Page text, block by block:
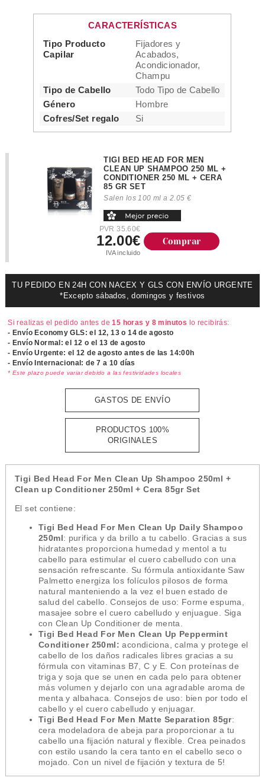
CARACTERÍSTICAS
Tipo Producto
Capilar
Fijadores y
Acabados,
Acondicionador,
Champu
Tipo de Cabello
Todo Tipo de Cabello
Género
Hombre
Cofres/Set regalo
Si
TIGI BED HEAD FOR MEN
CLEAN UP SHAMPOO 250 ML +
CONDITIONER 250 ML + CERA
85 GR SET
Salen los 100 ml a 2.05 €
PVR 35.60€
12.00€
IVA incluido
Comprar
TU PEDIDO EN 24H CON NACEX Y GLS CON ENVÍO URGENTE
*Excepto sábados, domingos y festivos
Si realizas el pedido antes de15 horas y 8 minutos lo recibirás:
- Envío Economy GLS: el 12, 13 o 14 de agosto
- Envío Normal: el 12 o el 13 de agosto
- Envío Urgente: el12 de agosto antes de las 14:00h
- Envío Internacional: de 7 a 10 días
* Este plazo puede variar debido a las festividades locales
GASTOS DE ENVÍO
PRODUCTOS 100%
ORIGINALES
Tigi Bed Head For Men Clean Up Shampoo 250ml +
Clean up Conditioner 250ml + Cera 85gr Set
El set contiene:
Tigi Bed Head For Men Clean Up Daily Shampoo
250ml: purifica y da brillo a tu cabello. Gracias a sus
hidratantes proporciona humedad y mentol a tu
cabello para estimular el cuero cabelludo con una
sensación refrescante. Su fórmula antioxidante Saw
Palmetto energiza los folículos pilosos de forma
natural manteniendo a la vez el buen estado de
salud del cabello. Consejos de uso: Forme espuma,
masajee sobre el cuero cabelludo y enjuague. Siga
con Clean Up Conditioner de menta.
Tigi Bed Head For Men Clean Up Peppermint
Conditioner 250ml: acondiciona, calma y protege el
cabello de los daños radicales libres gracias a su
fórmula con vitaminas B7, C y E. Con proteínas de
triga y soja que se unen en cada pelo para obtener
más volumen y dejarlo con una agradable aroma de
menta y albahaca. Consejos de uso: bien por todo el
cabello y el cuero cabelludo y enjuagar.
Tigi Bed Head For Men Matte Separation 85gr:
cera modeladora de abeja para proporcionar a tu
cabello una fijación natural y flexible. Crea peinados
con estilo usando la cera tanto en el cabello seco o
mojado. Con un nivel de fijación y textura de 5!